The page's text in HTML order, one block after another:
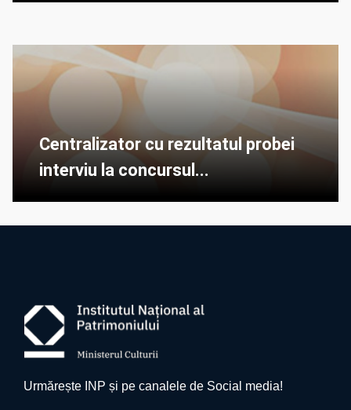
Centralizator cu rezultatul probei
interviu la concursul...
Urmărește INP și pe canalele de Social media!